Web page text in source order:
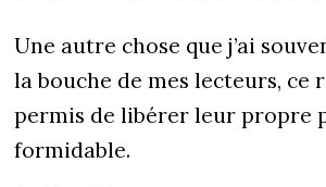
Une autre chose que j’ai
la bouche de mes lecteurs, ce
permis de libérer leur propre
formidable.